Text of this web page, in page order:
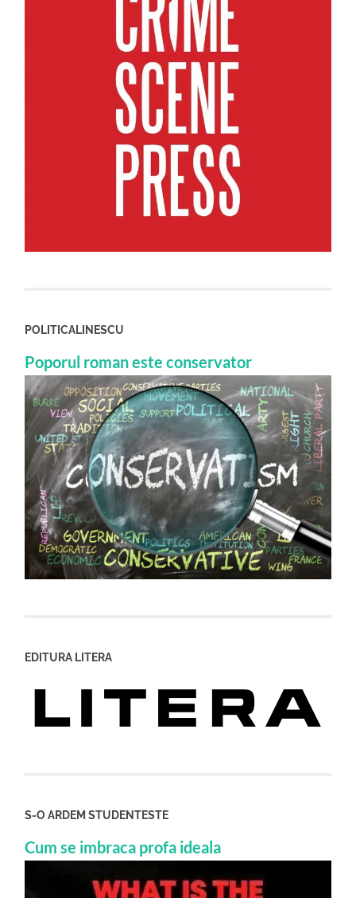
POLITICALINESCU
Poporul roman este conservator
EDITURA LITERA
S-O ARDEM STUDENTESTE
Cum se imbraca profa ideala